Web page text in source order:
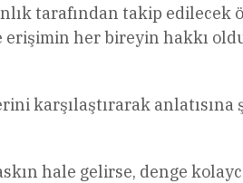
tarafından takip edilecek
her bireyin hakkı
karşılaştırarak anlatısına
hale gelirse, denge